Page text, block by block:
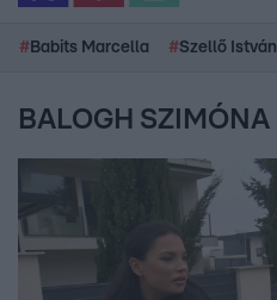
# Babits Marcella #Szellő István
BALOGH SZIMÓNA